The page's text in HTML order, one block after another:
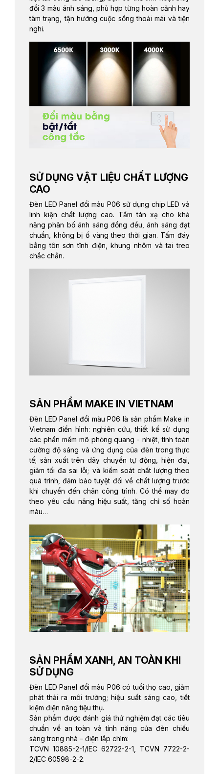
đổi 3 màu ánh sáng, phù hợp từng hoàn cảnh hay
tâm trạng, tận hưởng cuộc sống thoải mái và tiện
nghi.
SỬ DỤNG VẬT LIỆU CHẤT LƯỢNG
CAO
Đèn LED Panel đổi màu P06 sử dụng chip LED và
linh kiện chất lượng cao. Tấm tán xạ cho khả
năng phân bố ánh sáng đồng đều, ánh sáng đạt
chuẩn, không bị ố vàng theo thời gian. Tấm đáy
bằng tôn sơn tĩnh điện, khung nhôm và tai treo
chắc chắn.
SẢN PHẨM MAKE IN VIETNAM
Đèn LED Panel đổi màu P06 là sản phẩm Make in
Vietnam điển hình: nghiên cứu, thiết kế sử dụng
các phần mềm mô phỏng quang - nhiệt, tính toán
cường độ sáng và ứng dụng của đèn trong thực
tế; sản xuất trên dây chuyền tự động, hiện đại,
giảm tối đa sai lỗi; và kiểm soát chất lượng theo
quá trình, đảm bảo tuyệt đối về chất lượng trước
khi chuyển đến chân công trình. Có thể may đo
theo yêu cầu nâng hiệu suất, tăng chỉ số hoàn
màu…
SẢN PHẨM XANH, AN TOÀN KHI
SỬ DỤNG
Đèn LED Panel đổi màu P06 có tuổi thọ cao, giảm
phát thải ra môi trường; hiệu suất sáng cao, tiết
kiệm điện năng tiệu thụ.
Sản phẩm được đánh giá thử nghiệm đạt các tiêu
chuẩn về an toàn và tính năng của đèn chiếu
sáng trong nhà – điện lắp chìm:
TCVN 10885-2-1/IEC 62722-2-1, TCVN 7722-2-
2/IEC 60598-2-2.